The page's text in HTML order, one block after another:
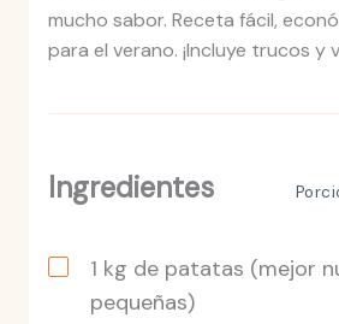
mucho sabor. Receta fácil,
para el verano. ¡Incluye trucos y
Ingredientes
1 kg de patatas (mejor
pequeñas)